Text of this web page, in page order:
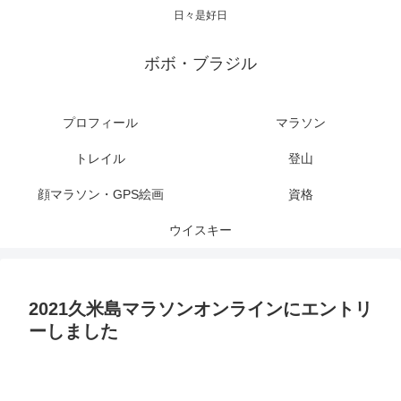
日々是好日
ボボ・ブラジル
プロフィール マラソン
トレイル 登山
顔マラソン・GPS絵画 資格
ウイスキー
2021久米島マラソンオンラインにエントリ
ーしました